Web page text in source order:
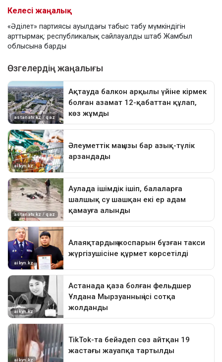
Келесі жаңалық
«Әділет» партиясы ауылдағы табыс табу мүмкіндігін
арттырмақ: республикалық сайлауалды штаб Жамбыл
облысына барды